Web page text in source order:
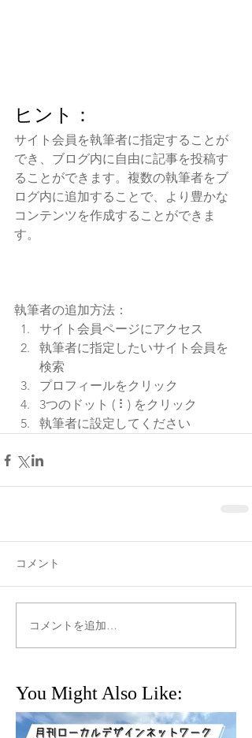
ヒント：
サイト会員を執筆者に指定することが
でき、ブログ内に自由に記事を投稿す
ることができます。複数の執筆者をブ
ログ内に追加することで、より豊かな
コンテンツを作成することができま
す。
執筆者の追加方法：
サイト会員ページにアクセス
執筆者に指定したいサイト会員を
検索
プロフィールをクリック
3つのドット ( ⠇) をクリック
執筆者に設定してください
コメント
コメントを追加…
You Might Also Like: